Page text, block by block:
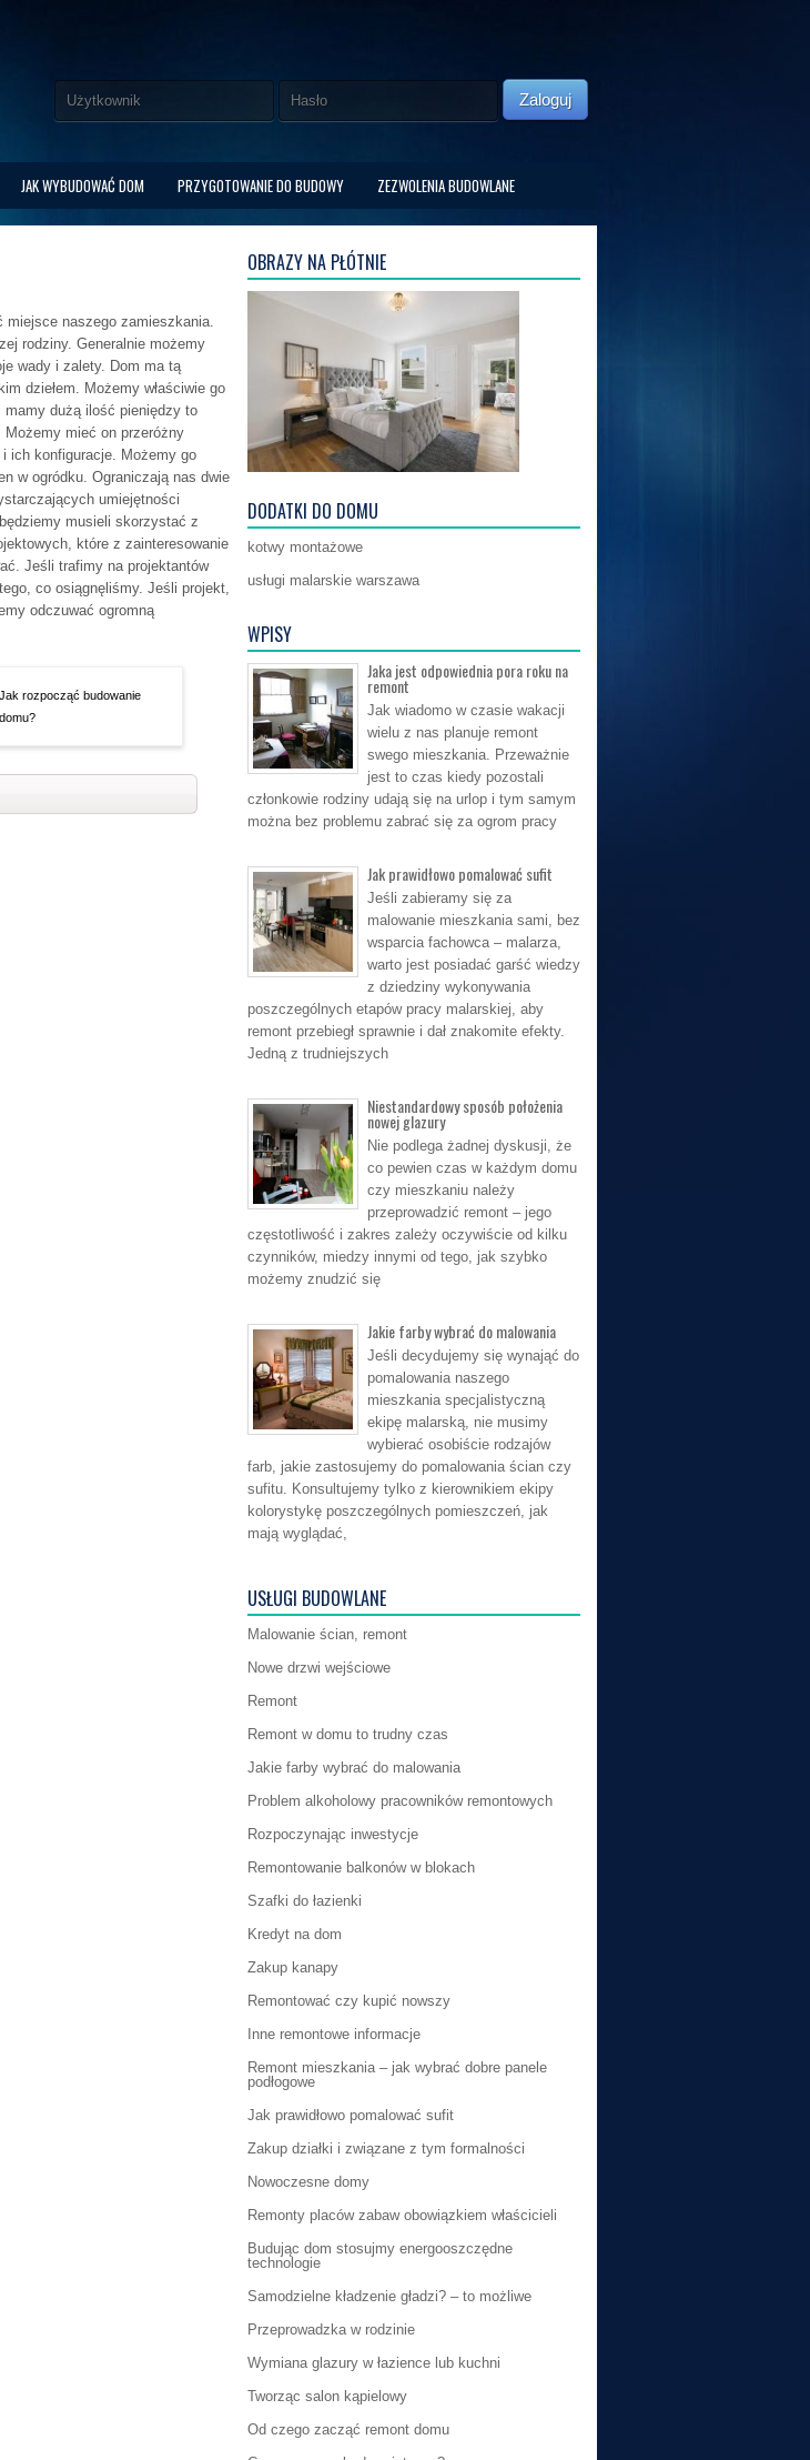
Zaloguj
JAK WYBUDOWAĆ DOM PRZYGOTOWANIE DO BUDOWY ZEZWOLENIA BUDOWLANE
naszego zamieszkania.
rodziny. Generalnie możemy
wady i zalety. Dom ma tą
dziełem. Możemy właściwie go
mamy dużą ilość pieniędzy to
mieć on przeróżny
ich konfiguracje. Możemy go
w ogródku. Ograniczają nas dwie
umiejętności
musieli skorzystać z
które z zainteresowanie
Jeśli trafimy na projektantów
co osiągnęliśmy. Jeśli projekt,
odczuwać ogromną
Jak rozpocząć budowanie
domu?
OBRAZY NA PŁÓTNIE
DODATKI DO DOMU
kotwy montażowe
usługi malarskie warszawa
WPISY
Jaka jest odpowiednia pora roku na
remont
Jak wiadomo w czasie wakacji
wielu z nas planuje remont
swego mieszkania. Przeważnie
jest to czas kiedy pozostali
członkowie rodziny udają się na urlop i tym samym
można bez problemu zabrać się za ogrom pracy
Jak prawidłowo pomalować sufit
Jeśli zabieramy się za
malowanie mieszkania sami, bez
wsparcia fachowca – malarza,
warto jest posiadać garść wiedzy
z dziedziny wykonywania
poszczególnych etapów pracy malarskiej, aby
remont przebiegł sprawnie i dał znakomite efekty.
Jedną z trudniejszych
Niestandardowy sposób położenia
nowej glazury
Nie podlega żadnej dyskusji, że
co pewien czas w każdym domu
czy mieszkaniu należy
przeprowadzić remont – jego
częstotliwość i zakres zależy oczywiście od kilku
czynników, miedzy innymi od tego, jak szybko
możemy znudzić się
Jakie farby wybrać do malowania
Jeśli decydujemy się wynająć do
pomalowania naszego
mieszkania specjalistyczną
ekipę malarską, nie musimy
wybierać osobiście rodzajów
farb, jakie zastosujemy do pomalowania ścian czy
sufitu. Konsultujemy tylko z kierownikiem ekipy
kolorystykę poszczególnych pomieszczeń, jak
mają wyglądać,
USŁUGI BUDOWLANE
Malowanie ścian, remont
Nowe drzwi wejściowe
Remont
Remont w domu to trudny czas
Jakie farby wybrać do malowania
Problem alkoholowy pracowników remontowych
Rozpoczynając inwestycje
Remontowanie balkonów w blokach
Szafki do łazienki
Kredyt na dom
Zakup kanapy
Remontować czy kupić nowszy
Inne remontowe informacje
Remont mieszkania – jak wybrać dobre panele
podłogowe
Jak prawidłowo pomalować sufit
Zakup działki i związane z tym formalności
Nowoczesne domy
Remonty placów zabaw obowiązkiem właścicieli
Budując dom stosujmy energooszczędne
technologie
Samodzielne kładzenie gładzi? – to możliwe
Przeprowadzka w rodzinie
Wymiana glazury w łazience lub kuchni
Tworząc salon kąpielowy
Od czego zacząć remont domu